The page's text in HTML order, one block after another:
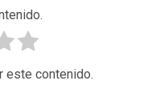
este contenido.